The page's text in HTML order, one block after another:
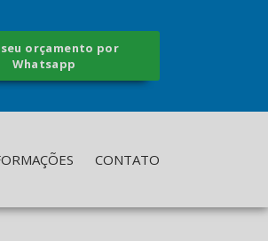
seu orçamento por
Whatsapp
CONTATO